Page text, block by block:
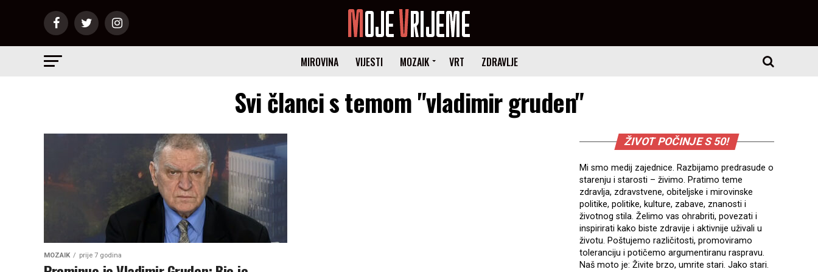
MIROVINA VIJESTI MOZAIK VRT ZDRAVLJE
Svi članci s temom "vladimir gruden"
MOZAIK prije 7 godina
ŽIVOT POČINJE S 50!
Mi smo medij zajednice. Razbijamo predrasude o
starenju i starosti – živimo. Pratimo teme
zdravlja, zdravstvene, obiteljske i mirovinske
politike, politike, kulture, zabave, znanosti i
životnog stila. Želimo vas ohrabriti, povezati i
inspirirati kako biste zdravije i aktivnije uživali u
životu. Poštujemo različitosti, promoviramo
toleranciju i potičemo argumentiranu raspravu.
Naš moto je: Živite brzo, umrite stari. Jako stari.